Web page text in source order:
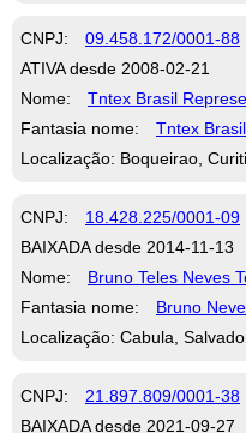
CNPJ: 09.458.172/0001-88
ATIVA desde 2008-02-21
Nome:
Tntex Brasil
Fantasia nome:
Tntex Brasil
Localização: Boqueirao,
CNPJ: 18.428.225/0001-09
BAIXADA desde 2014-11-13
Nome:
Bruno Teles Neves
Fantasia nome:
Bruno
Localização: Cabula,
CNPJ: 21.897.809/0001-38
BAIXADA desde 2021-09-27